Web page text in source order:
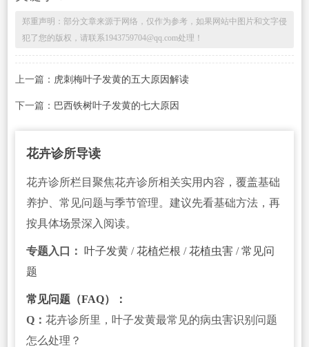
郑重声明：部分文章来源于网络，仅作为参考，如果网站中图片和文字侵
犯了您的版权，请联系1943759704@qq.com处理！
上一篇： 虎刺梅叶子发黄的五大原因解读
下一篇： 巴西铁树叶子发黄的七大原因
花卉诊所导读
花卉诊所栏目聚焦花卉诊所相关实用内容，覆盖基础
养护、常见问题与季节管理。建议先看基础方法，再
按具体场景深入阅读。
专题入口： 叶子发黄/花植烂根 /花植虫害/常见问
题
常见问题（FAQ）：
Q： 花卉诊所里，叶子发黄最常见的病虫害识别问题
怎么处理？